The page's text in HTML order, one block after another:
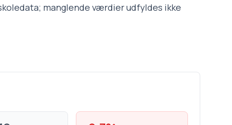
manglende værdier udfyldes ikke